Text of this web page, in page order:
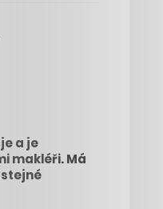
a je
makléři. Má